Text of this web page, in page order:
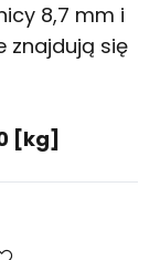
8,7 mm i
znajdują się
[kg]